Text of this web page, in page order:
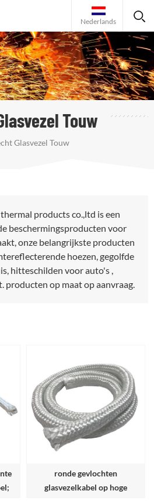
Nederlands
Touw
Glasvezel Touw
thermal products co.,ltd is een
beschermingsproducten voor
onze belangrijkste producten
hoezen, gegolfde
hitteschilden voor auto's ,
producten op maat op aanvraag.
ronde gevlochten
glasvezelkabel op hoge